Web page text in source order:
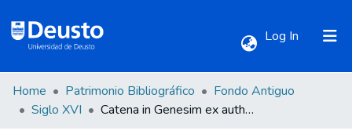
Log In (current)
Communities & Collections
Home Patrimonio Bibliográfico
Fondo Antiguo
Siglo XVI
Catena in Genesim ex authoribus ecclesiasticis plus minus sexaginta, iisque partim Græcis, partim Latinis, connexa / authore Aloisio Lippomano Metonensi episcopo, coadiutoréque Veronensi ... ; accessit præterea index quadruplex, videlicet rerum memorabilium, Hebræarum Græcarúmque dictionum, Authoritatum postremò sacræ scripturæ obiter explicatarum